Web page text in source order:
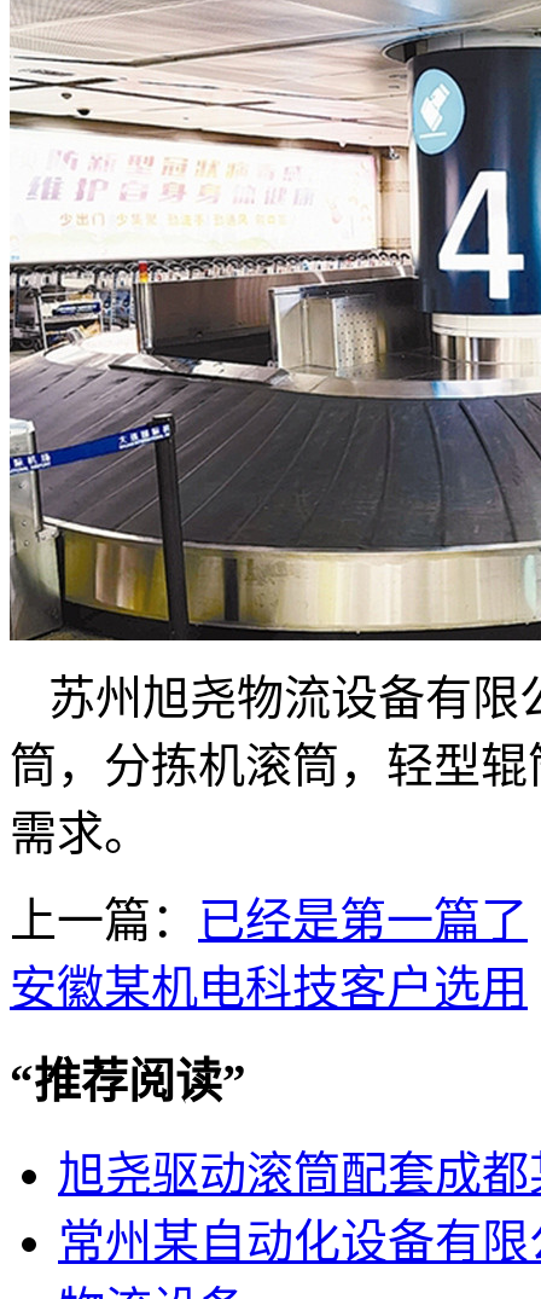
苏州旭尧物流设备有
筒，分拣机滚筒，轻型
需求。
上一篇： 已经是第一篇了
安徽某机电科技客户选用
“推荐阅读”
旭尧驱动滚筒配套成
常州某自动化设备有